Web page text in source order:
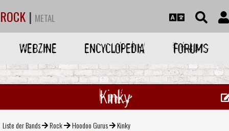
ROCK | METAL
WEBZINE ENCYCLOPEDIA FORUMS
Kinky
Liste der Bands Rock Hoodoo Gurus Kinky